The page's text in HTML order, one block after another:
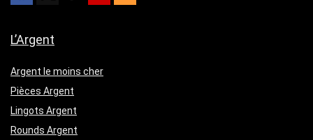
L’Argent
Argent le moins cher
Pièces Argent
Lingots Argent
Rounds Argent